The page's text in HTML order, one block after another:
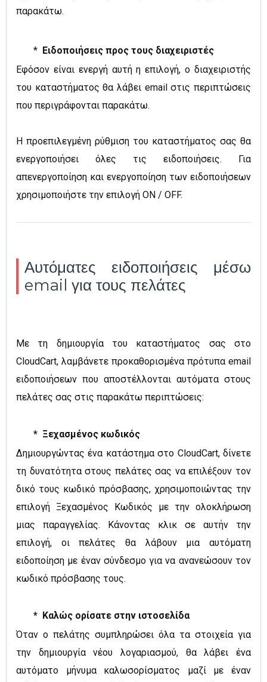
παρακάτω.
* Ειδοποιήσεις προς τους διαχειριστές
Εφόσον είναι ενεργή αυτή η επιλογή, ο διαχειριστής
του καταστήματος θα λάβει email στις περιπτώσεις
που περιγράφονται παρακάτω.
Η προεπιλεγμένη ρύθμιση του καταστήματoς σας θα
ενεργοποιήσει όλες τις ειδοποιήσεις. Για
απενεργοποίηση και ενεργοποίηση των ειδοποιήσεων
χρησιμοποιήστε την επιλογή ON / OFF.
Αυτόματες ειδοποιήσεις μέσω
email για τους πελάτες
Με τη δημιουργία του καταστήματος σας στο
CloudCart, λαμβάνετε προκαθορισμένα πρότυπα email
ειδοποιήσεων που αποστέλλονται αυτόματα στους
πελάτες σας στις παρακάτω περιπτώσεις:
* Ξεχασμένος κωδικός
Δημιουργώντας ένα κατάστημα στο CloudCart, δίνετε
τη δυνατότητα στους πελάτες σας να επιλέξουν τον
δικό τους κωδικό πρόσβασης, χρησιμοποιώντας την
επιλογή Ξεχασμένος Κωδικός με την ολοκλήρωση
μιας παραγγελίας. Κάνοντας κλικ σε αυτήν την
επιλογή, οι πελάτες θα λάβουν μια αυτόματη
ειδοποίηση με έναν σύνδεσμο για να ανανεώσουν τον
κωδικό πρόσβασης τους.
* Καλώς ορίσατε στην ιστοσελίδα
Όταν ο πελάτης συμπληρώσει όλα τα στοιχεία για
την δημιουργία νέου λογαριασμού, θα λάβει ένα
αυτόματο μήνυμα καλωσορίσματος μαζί με έναν